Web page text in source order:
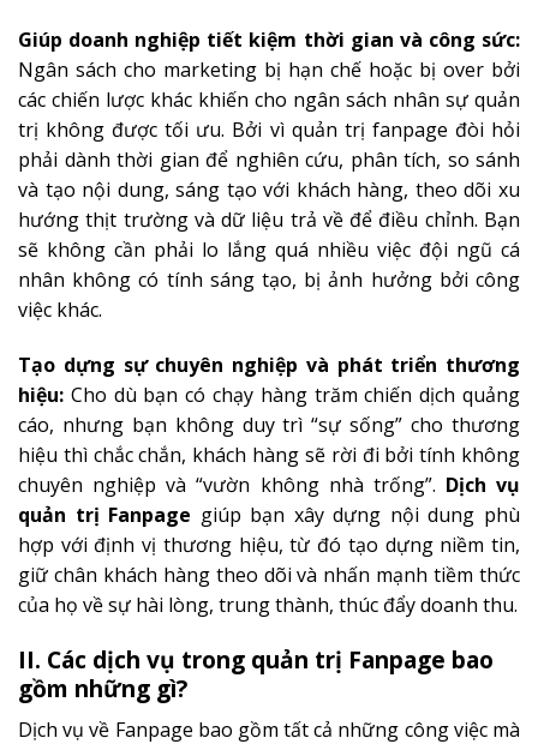
Giúp doanh nghiệp tiết kiệm thời gian và công sức:
Ngân sách cho marketing bị hạn chế hoặc bị over bởi
các chiến lược khác khiến cho ngân sách nhân sự quản
trị không được tối ưu. Bởi vì quản trị fanpage đòi hỏi
phải dành thời gian để nghiên cứu, phân tích, so sánh
và tạo nội dung, sáng tạo với khách hàng, theo dõi xu
hướng thịt trường và dữ liệu trả về để điều chỉnh. Bạn
sẽ không cần phải lo lắng quá nhiều việc đội ngũ cá
nhân không có tính sáng tạo, bị ảnh hưởng bởi công
việc khác.
Tạo dựng sự chuyên nghiệp và phát triển thương
hiệu: Cho dù bạn có chạy hàng trăm chiến dịch quảng
cáo, nhưng bạn không duy trì “sự sống” cho thương
hiệu thì chắc chắn, khách hàng sẽ rời đi bởi tính không
chuyên nghiệp và “vườn không nhà trống”. Dịch vụ
quản trị Fanpage giúp bạn xây dựng nội dung phù
hợp với định vị thương hiệu, từ đó tạo dựng niềm tin,
giữ chân khách hàng theo dõi và nhấn mạnh tiềm thức
của họ về sự hài lòng, trung thành, thúc đẩy doanh thu.
II. Các dịch vụ trong quản trị Fanpage bao
gồm những gì?
Dịch vụ về Fanpage bao gồm tất cả những công việc mà